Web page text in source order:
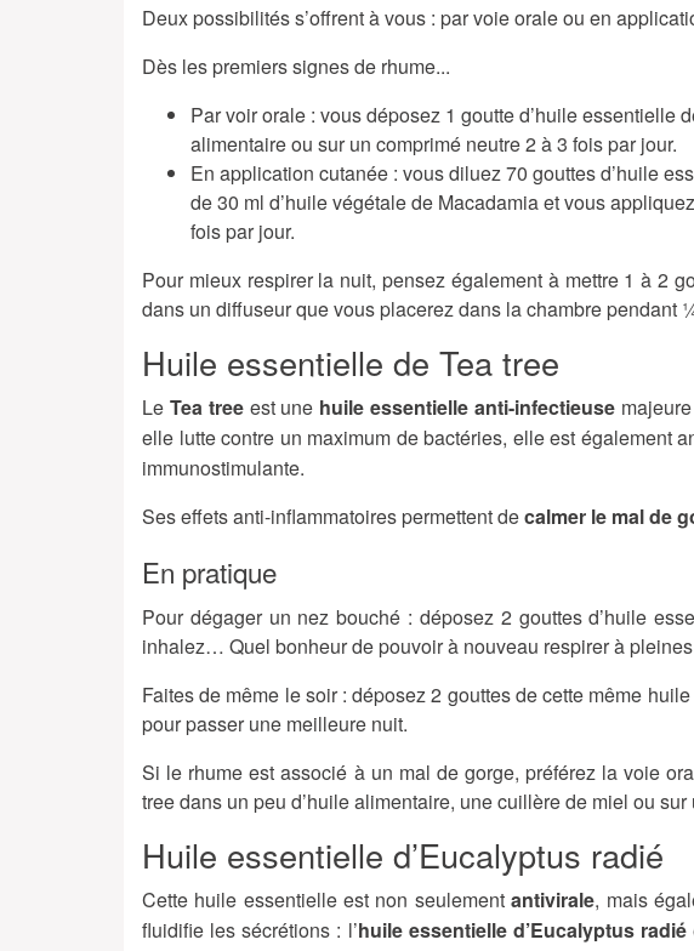
Deux possibilités s’offrent à vous : par voie orale ou en
Dès les premiers signes de rhume...
Par voir orale : vous déposez 1 goutte d’huile essentielle
alimentaire ou sur un comprimé neutre 2 à 3 fois par jour.
En application cutanée : vous diluez 70 gouttes d’huile
de 30 ml d’huile végétale de Macadamia et vous
fois par jour.
Pour mieux respirer la nuit, pensez également à mettre 1 à 2
dans un diffuseur que vous placerez dans la chambre pendant
Huile essentielle de Tea tree
Le Tea treeest une huile essentielle anti-infectieuse
elle lutte contre un maximum de bactéries, elle est également
immunostimulante.
Ses effets anti-inflammatoires permettent decalmer le mal de
En pratique
Pour dégager un nez bouché : déposez 2 gouttes d’huile
inhalez… Quel bonheur de pouvoir à nouveau respirer à
Faites de même le soir : déposez 2 gouttes de cette même
pour passer une meilleure nuit.
Si le rhume est associé à un mal de gorge, préférez la voie
tree dans un peu d’huile alimentaire, une cuillère de miel ou
Huile essentielle d’Eucalyptus radié
Cette huile essentielle est non seulementantivirale, mais
fluidifie les sécrétions : l’huile essentielle d’Eucalyptus radié